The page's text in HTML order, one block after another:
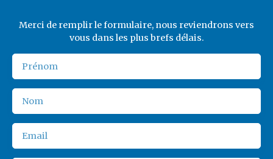
Merci de remplir le formulaire, nous reviendrons vers
vous dans les plus brefs délais.
Prénom
Nom
Email